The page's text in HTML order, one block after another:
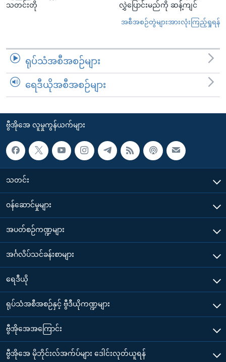
သတင်းတို
လွှဲပြောင်းမည်ကို ဆန့်ကျင်
အစီအစဉ်တွဲများအားလုံးကြည့်ရှုရန်
ရုပ်သံအစီအစဉ်များ
ရေဒီယိုအစီအစဉ်များ
ဗွီအိုအေ လူမှုကွန်ယက်များ
သတင်း
၀န်ဆောင်မှုများ
အပတ်စဉ်ကဏ္ဍများ
အင်္ဂလိပ်သင်ခန်းစာများ
ရေဒီယို
ရုပ်သံအစီအစဉ်နှင့် ဗွီဒီယိုကဏ္ဍများ
ဗွီအိုအေအကြောင်း
ဗွီအိုအေ မိုဘိုင်းလ်အက်ပ်များ ဒေါင်းလုတ်ယူရန်